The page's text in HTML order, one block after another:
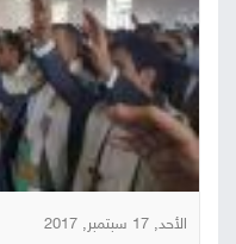
الأحد, 17 سبتمبر, 2017